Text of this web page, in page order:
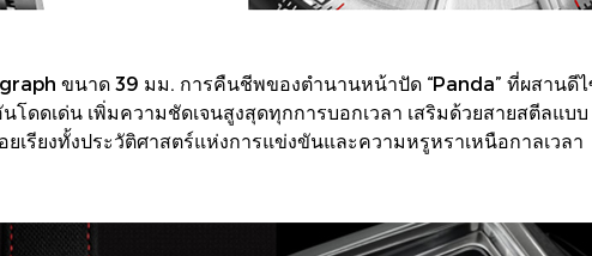
ขนาด 39 มม. การคืนชีพของตำนานหน้าปัด “Panda” ที่ผสานดี
ดดเด่น เพิ่มความชัดเจนสูงสุดทุกการบอกเวลา เสริมด้วยสายสตีลแ
เรียงทั้งประวัติศาสตร์แห่งการแข่งขันและความหรูหราเหนือกาลเวลา